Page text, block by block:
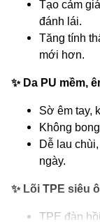
Tạo cảm
đánh lái.
Tăng tính
mới hơn.
✨Da PU mềm,
Sờ êm tay,
Không
Dễ lau
ngày.
✨Lõi TPE siêu
TPE đàn